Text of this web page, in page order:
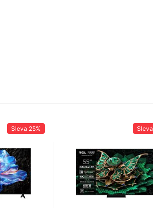
Sleva 25% Sleva